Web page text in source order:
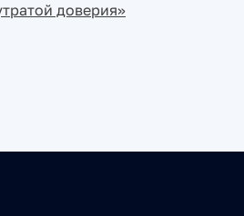
доверия»